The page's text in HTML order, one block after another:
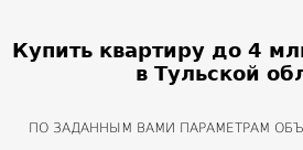
Купить квартиру до 4
в Тульской
ПО ЗАДАННЫМ ВАМИ ПАРАМЕТРАМ